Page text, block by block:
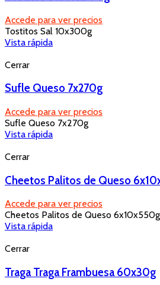
Accede para ver precios
Tostitos Sal 10x300g
Vista rápida
Cerrar
Sufle Queso 7x270g
Accede para ver precios
Sufle Queso 7x270g
Vista rápida
Cerrar
Cheetos Palitos de Queso
Accede para ver precios
Cheetos Palitos de Queso
Vista rápida
Cerrar
Traga Traga Frambuesa 60x30g